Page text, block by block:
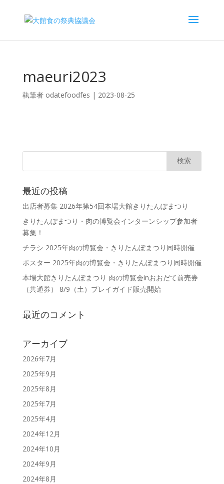
maeuri2023
執筆者 odatefoodfes | 2023-08-25
最近の投稿
出店者募集 2026年第54回本場大館きりたんぽまつり
きりたんぽまつり・肉の博覧会インターンシップ参加者
募集！
チラシ 2025年肉の博覧会・きりたんぽまつり同時開催
ポスター 2025年肉の博覧会・きりたんぽまつり同時開催
本場大館きりたんぽまつり 肉の博覧会inおおだて前売券
（共通券） 8/9（土）プレイガイド販売開始
最近のコメント
アーカイブ
2026年7月
2025年9月
2025年8月
2025年7月
2025年4月
2024年12月
2024年10月
2024年9月
2024年8月